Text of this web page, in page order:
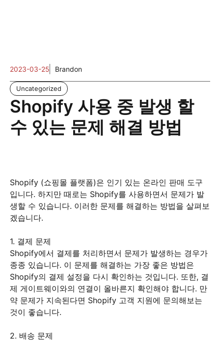
2023-03-25 Brandon
Uncategorized
Shopify 사용 중 발생 할
수 있는 문제 해결 방법
Shopify (쇼핑몰 플랫폼)은 인기 있는 온라인 판매 도구
입니다. 하지만 때로는 Shopify를 사용하면서 문제가 발
생할 수 있습니다. 이러한 문제를 해결하는 방법을 살펴보
겠습니다.
1. 결제 문제
Shopify에서 결제를 처리하면서 문제가 발생하는 경우가
종종 있습니다. 이 문제를 해결하는 가장 좋은 방법은
Shopify의 결제 설정을 다시 확인하는 것입니다. 또한, 결
제 게이트웨이와의 연결이 올바른지 확인해야 합니다. 만
약 문제가 지속된다면 Shopify 고객 지원에 문의해보는
것이 좋습니다.
2. 배송 문제